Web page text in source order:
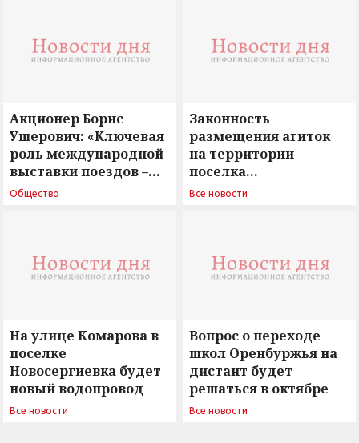
Акционер Борис
Ушерович: «Ключевая
роль международной
выставки поездов –
поиск ответов на
Общество
Законность
размещения агиток
на территории
поселка
Новосергиевка
Все новости
На улице Комарова в
поселке
Новосергиевка будет
новый водопровод
Все новости
Вопрос о переходе
школ Оренбуржья на
дистант будет
решаться в октябре
Все новости